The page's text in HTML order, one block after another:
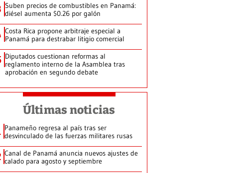
Suben precios de combustibles en Panamá:
diésel aumenta $0.26 por galón
Costa Rica propone arbitraje especial a
Panamá para destrabar litigio comercial
Diputados cuestionan reformas al
reglamento interno de la Asamblea tras
aprobación en segundo debate
Últimas noticias
Panameño regresa al país tras ser
desvinculado de las fuerzas militares rusas
Canal de Panamá anuncia nuevos ajustes de
calado para agosto y septiembre